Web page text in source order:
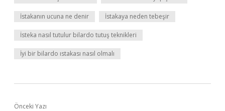
İstakanın ucuna ne denir İstakaya neden tebeşir
İsteka nasıl tutulur bilardo tutuş teknikleri
İyi bir bilardo ıstakası nasıl olmalı
Önceki Yazı